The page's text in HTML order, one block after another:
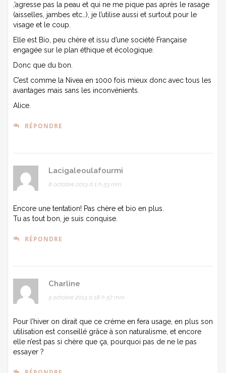
,’agresse pas la peau et qui ne me pique pas après le rasage
(aisselles, jambes etc…), je l’utilise aussi et surtout pour le
visage et le coup.
Elle est Bio, peu chère et issu d’une société Française
engagée sur le plan éthique et écologique.
Donc que du bon.
C’est comme la Nivea en 1000 fois mieux donc avec tous les
avantages mais sans les inconvénients.
Alice.
RÉPONDRE
Lacigaleoulafourmi
8 octobre 2013 à 1 h 53 min
Encore une tentation! Pas chère et bio en plus.
Tu as tout bon, je suis conquise.
RÉPONDRE
Charline
5 octobre 2013 à 18 h 57 min
Pour l’hiver on dirait que ce crème en fera usage, en plus son
utilisation est conseillé grâce à son naturalisme, et encore
elle n’est pas si chère que ça, pourquoi pas de ne le pas
essayer ?